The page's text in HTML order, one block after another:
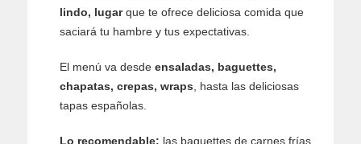
lindo, lugarque te ofrece deliciosa comida que
saciará tu hambre y tus expectativas.
El menú va desde ensaladas, baguettes,
chapatas, crepas, wraps , hasta las deliciosas
tapas españolas.
Lo recomendable: las baguettes de carnes frías